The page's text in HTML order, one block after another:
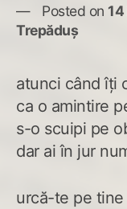
Posted on
Trepăduș
atunci când îți
ca o amintire
s-o scuipi pe
dar ai în jur
urcă-te pe tine